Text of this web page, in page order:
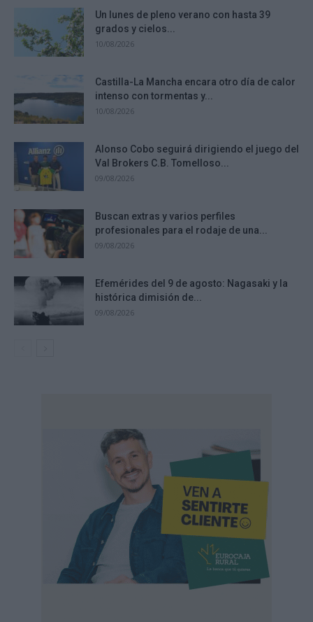
Un lunes de pleno verano con hasta 39
grados y cielos...
10/08/2026
Castilla-La Mancha encara otro día de calor
intenso con tormentas y...
10/08/2026
Alonso Cobo seguirá dirigiendo el juego del
Val Brokers C.B. Tomelloso...
09/08/2026
Buscan extras y varios perfiles
profesionales para el rodaje de una...
09/08/2026
Efemérides del 9 de agosto: Nagasaki y la
histórica dimisión de...
09/08/2026